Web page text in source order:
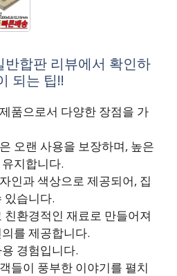
반합판 리뷰에서 확인하
되는 팁!!
품으로서 다양한 장점을 가
오랜 사용을 보장하며, 높은
지합니다.
인과 색상으로 제공되어, 집
있습니다.
친환경적인 재료로 만들어져
를 제공합니다.
경험입니다.
들이 풍부한 이야기를 펼치